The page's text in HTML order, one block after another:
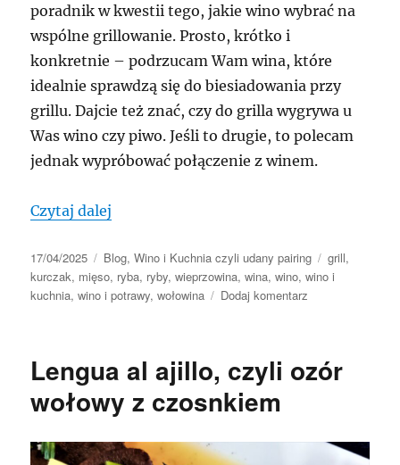
poradnik w kwestii tego, jakie wino wybrać na
wspólne grillowanie. Prosto, krótko i
konkretnie – podrzucam Wam wina, które
idealnie sprawdzą się do biesiadowania przy
grillu. Dajcie też znać, czy do grilla wygrywa u
Was wino czy piwo. Jeśli to drugie, to polecam
jednak wypróbować połączenie z winem.
Czytaj dalej
Data
publikacji
17/04/2025 Kategorie
Blog,Wino i Kuchnia czyli udany pairing Tagi
grill,
kurczak, mięso, ryba, ryby,wieprzowina,wina,wino,wino i
kuchnia,wino i potrawy,wołowina Dodaj komentarz
Lengua al ajillo, czyli ozór
wołowy z czosnkiem